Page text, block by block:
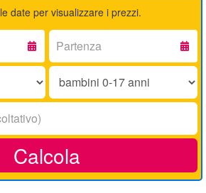
date per visualizzare i prezzi.
Partenza:
Bambini
17
Calcola